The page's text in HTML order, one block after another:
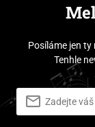
Posíláme jen ty
Tenhle